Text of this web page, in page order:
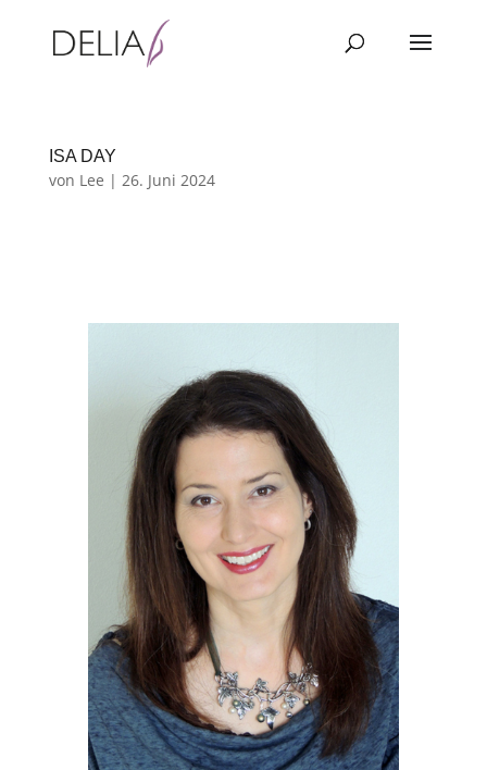
ISA DAY
von Lee | 26. Juni 2024